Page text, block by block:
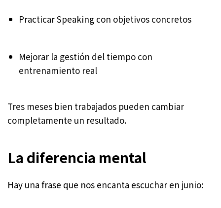
Practicar Speaking con objetivos concretos
Mejorar la gestión del tiempo con
entrenamiento real
Tres meses bien trabajados pueden cambiar
completamente un resultado.
La diferencia mental
Hay una frase que nos encanta escuchar en junio: